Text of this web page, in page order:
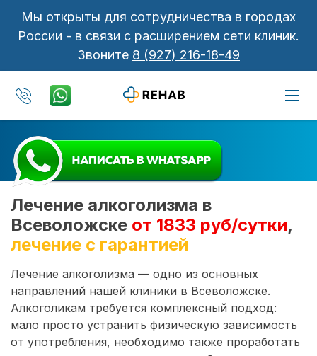
Мы открыты для сотрудничества в городах
России - в связи с расширением сети клиник.
Звоните 8 (927) 216-18-49
Лечение алкоголизма в
Всеволожске от 1833 руб/сутки,
лечение с гарантией
Лечение алкоголизма — одно из основных
направлений нашей клиники в Всеволожске.
Алкоголикам требуется комплексный подход:
мало просто устранить физическую зависимость
от употребления, необходимо также проработать